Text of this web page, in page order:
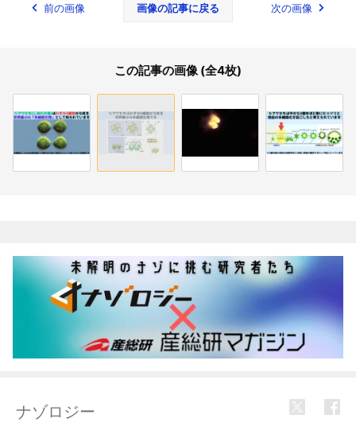
前の画像 画像の記事に戻る 次の画像
この記事の画像 (全4枚)
ナゾロジー